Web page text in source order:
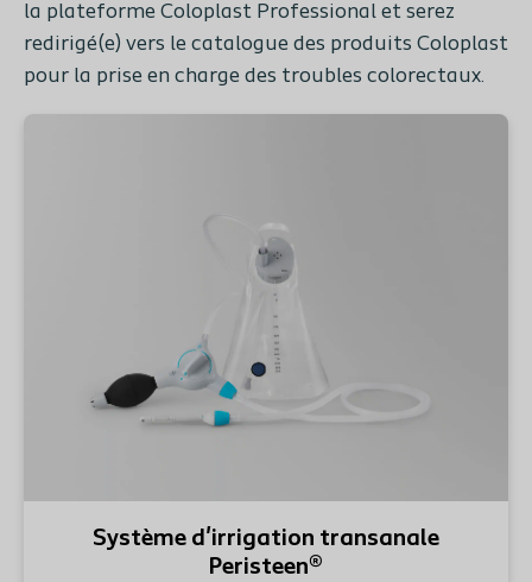
la plateforme Coloplast Professional et serez
redirigé(e) vers le catalogue des produits Coloplast
pour la prise en charge des troubles colorectaux.
Système d'irrigation transanale
Peristeen®